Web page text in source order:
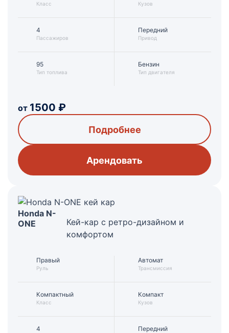
Класс Кузов
4
Пассажиров
95
Тип топлива
Передний
Привод
Бензин
Тип двигателя
от 1500 ₽
Подробнее
Арендовать
Honda N-
ONE
Кей-кар с ретро-дизайном и
комфортом
Правый
Руль
Компактный
Класс
Автомат
Трансмиссия
Компакт
Кузов
4 Передний